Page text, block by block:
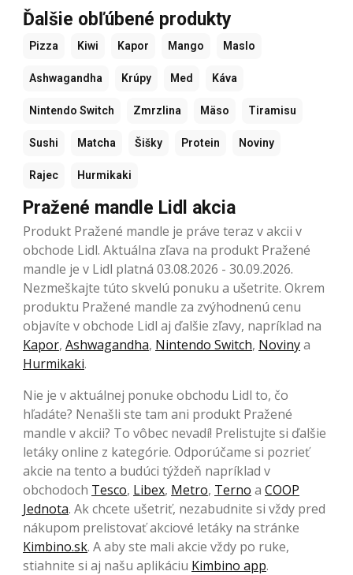
Ďalšie obľúbené produkty
Pizza Kiwi Kapor Mango Maslo
Ashwagandha Krúpy Med Káva
Nintendo Switch Zmrzlina Mäso Tiramisu
Sushi Matcha Šišky Protein Noviny
Rajec Hurmikaki
Pražené mandle Lidl akcia
Produkt Pražené mandle je práve teraz v akcii v
obchode Lidl. Aktuálna zľava na produkt Pražené
mandle je v Lidl platná 03.08.2026 - 30.09.2026.
Nezmeškajte túto skvelú ponuku a ušetrite. Okrem
produktu Pražené mandle za zvýhodnenú cenu
objavíte v obchode Lidl aj ďalšie zľavy, napríklad na
Kapor, Ashwagandha, Nintendo Switch, Novinya
Hurmikaki.
Nie je v aktuálnej ponuke obchodu Lidl to, čo
hľadáte? Nenašli ste tam ani produkt Pražené
mandle v akcii? To vôbec nevadí! Prelistujte si ďalšie
letáky online z kategórie. Odporúčame si pozrieť
akcie na tento a budúci týždeň napríklad v
obchodoch Tesco, Libex, Metro, Terno a COOP
Jednota. Ak chcete ušetriť, nezabudnite si vždy pred
nákupom prelistovať akciové letáky na stránke
Kimbino.sk. A aby ste mali akcie vždy po ruke,
stiahnite si aj našu aplikáciu Kimbino app.